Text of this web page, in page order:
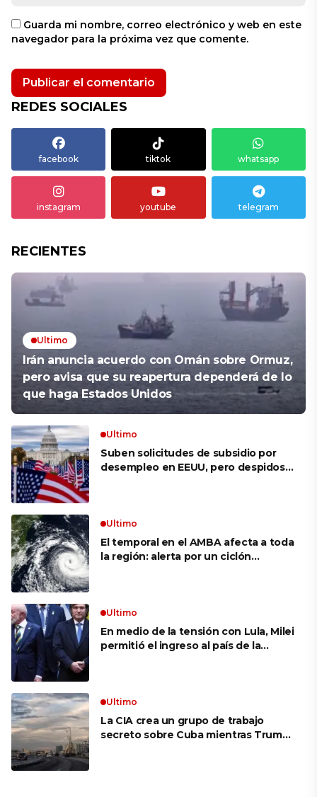
Guarda mi nombre, correo electrónico y web en este
navegador para la próxima vez que comente.
REDES SOCIALES
facebook tiktok whatsapp
instagram youtube telegram
RECIENTES
Ultimo
Irán anuncia acuerdo con Omán sobre Ormuz,
pero avisa que su reapertura dependerá de lo
que haga Estados Unidos
Ultimo
Suben solicitudes de subsidio por
desempleo en EEUU, pero despidos
Ultimo
El temporal en el AMBA afecta a toda
la región: alerta por un ciclón
Ultimo
En medio de la tensión con Lula, Milei
permitió el ingreso al país de la
Ultimo
La CIA crea un grupo de trabajo
secreto sobre Cuba mientras Trump